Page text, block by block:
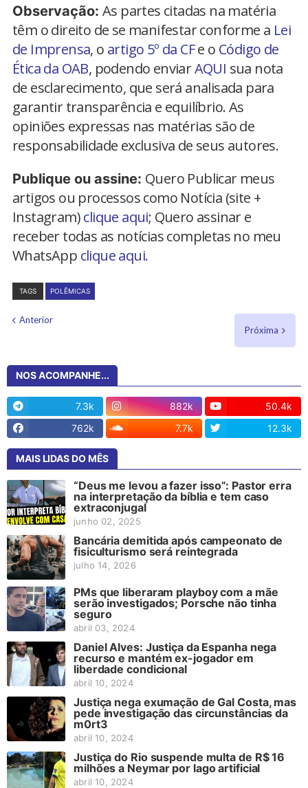
Observação: As partes citadas na matéria
têm o direito de se manifestar conforme a Lei
de Imprensa, o artigo 5º da CFe o Código de
Ética da OAB, podendo enviarAQUI sua nota
de esclarecimento, que será analisada para
garantir transparência e equilíbrio. As
opiniões expressas nas matérias são de
responsabilidade exclusiva de seus autores.
Publique ou assine: Quero Publicar meus
artigos ou processos como Notícia (site +
Instagram)clique aqui; Quero assinar e
receber todas as notícias completas no meu
WhatsApp clique aqui.
TAGS POLÊMICAS
Anterior
Próxima
NOS ACOMPANHE...
7.3k 882k
50.4k
762k
7.7k 12.3k
MAIS LIDAS DO MÊS
“Deus me levou a fazer isso”: Pastor erra
na interpretação da bíblia e tem caso
extraconjugal
junho 02, 2025
Bancária demitida após campeonato de
fisiculturismo será reintegrada
julho 14, 2026
PMs que liberaram playboy com a mãe
serão investigados; Porsche não tinha
seguro
abril 03, 2024
Daniel Alves: Justiça da Espanha nega
recurso e mantém ex-jogador em
liberdade condicional
abril 10, 2024
Justiça nega exumação de Gal Costa, mas
pede investigação das circunstâncias da
m0rt3
abril 10, 2024
Justiça do Rio suspende multa de R$ 16
milhões a Neymar por lago artificial
abril 10, 2024